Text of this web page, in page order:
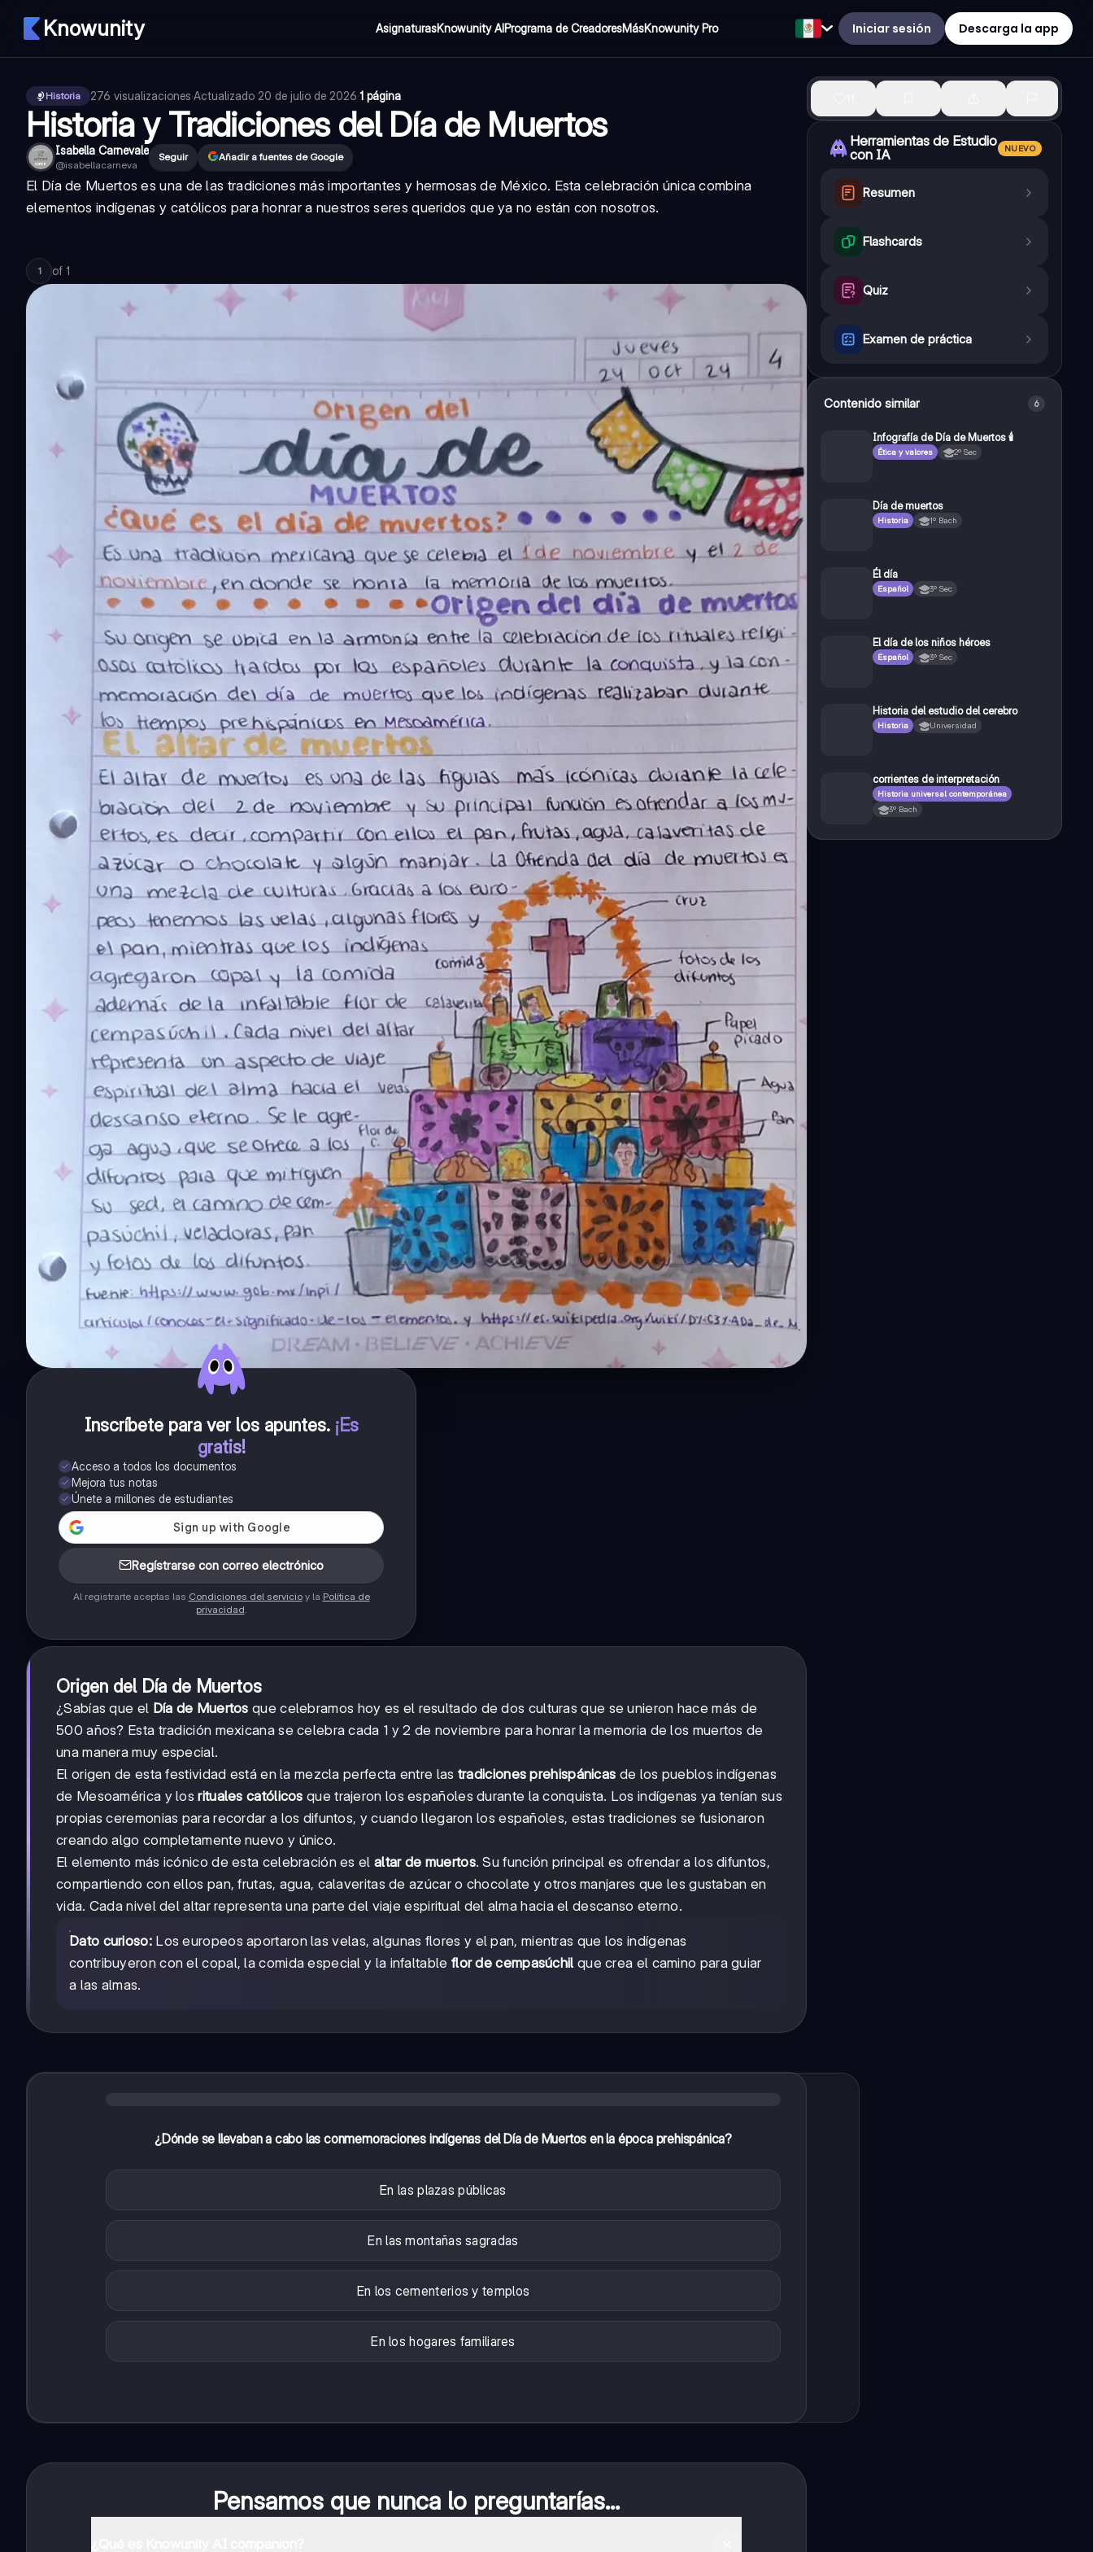
Knowunity AsignaturasKnowunity AIPrograma de CreadoresMásKnowunity Pro Iniciar sesión Descarga la app
Historia 276 visualizaciones·Actualizado 20 de julio de 2026·1 página
Historia y Tradiciones del Día de Muertos
Isabella Carnevale
@isabellacarneva
Seguir Añadir a fuentes de Google
El Día de Muertos es una de las tradiciones más importantes y hermosas de México. Esta celebración única combina
elementos indígenas y católicos para honrar a nuestros seres queridos que ya no están con nosotros.
1 of 1
Inscríbete para ver los apuntes. ¡Es
gratis!
Acceso a todos los documentos
Mejora tus notas
Únete a millones de estudiantes
Regístrarse con correo electrónico
Al registrarte aceptas las Condiciones del servicioy la Política de
privacidad
Origen del Día de Muertos
¿Sabías que el Día de Muertos que celebramos hoy es el resultado de dos culturas que se unieron hace más de
500 años? Esta tradición mexicana se celebra cada 1 y 2 de noviembre para honrar la memoria de los muertos de
una manera muy especial.
El origen de esta festividad está en la mezcla perfecta entre las tradiciones prehispánicas de los pueblos indígenas
de Mesoamérica y losrituales católicos que trajeron los españoles durante la conquista. Los indígenas ya tenían sus
propias ceremonias para recordar a los difuntos, y cuando llegaron los españoles, estas tradiciones se fusionaron
creando algo completamente nuevo y único.
El elemento más icónico de esta celebración es el altar de muertos. Su función principal es ofrendar a los difuntos,
compartiendo con ellos pan, frutas, agua, calaveritas de azúcar o chocolate y otros manjares que les gustaban en
vida. Cada nivel del altar representa una parte del viaje espiritual del alma hacia el descanso eterno.
Dato curioso:Los europeos aportaron las velas, algunas flores y el pan, mientras que los indígenas
contribuyeron con el copal, la comida especial y la infaltable flor de cempasúchil que crea el camino para guiar
a las almas.
¿Dónde se llevaban a cabo las conmemoraciones indígenas del Día de Muertos en la época prehispánica?
En las plazas públicas
En las montañas sagradas
En los cementerios y templos
En los hogares familiares
Pensamos que nunca lo preguntarías...
Herramientas de Estudio
con IA
NUEVO
Resumen
Flashcards
Quiz
Examen de práctica
Contenido similar 6
Infografía de Día de Muertos 🕯️
Ética y valores 2º Sec
Día de muertos
Historia 1º Bach
Él día
Español 3º Sec
El día de los niños héroes
Español 3º Sec
Historia del estudio del cerebro
Historia Universidad
corrientes de interpretación
Historia universal contemporánea
3º Bach